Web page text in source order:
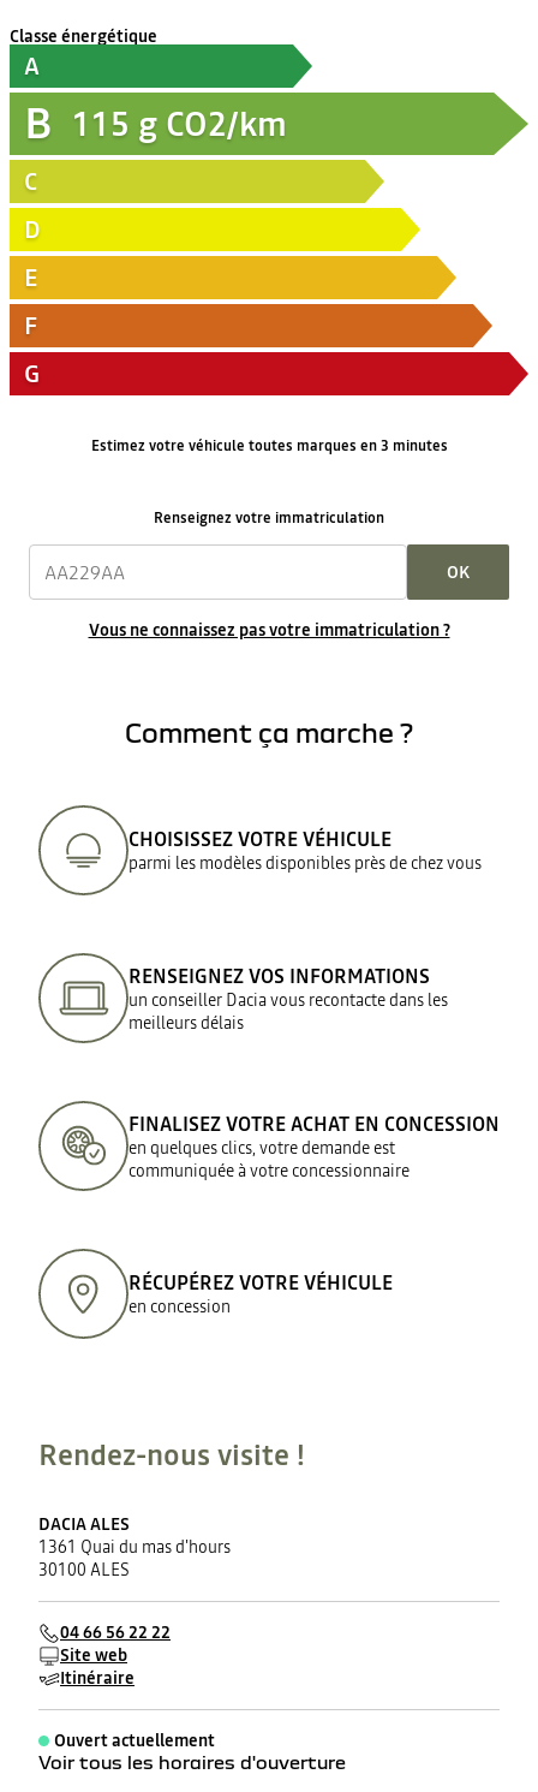
Classe énergétique
A
B 115 g CO2/km
C
D
E
F
G
Estimez votre véhicule toutes marques en 3 minutes
Renseignez votre immatriculation
OK
Vous ne connaissez pas votre immatriculation ?
Comment ça marche ?
CHOISISSEZ VOTRE VÉHICULE
parmi les modèles disponibles près de chez vous
RENSEIGNEZ VOS INFORMATIONS
un conseiller Dacia vous recontacte dans les
meilleurs délais
FINALISEZ VOTRE ACHAT EN CONCESSION
en quelques clics, votre demande est
communiquée à votre concessionnaire
RÉCUPÉREZ VOTRE VÉHICULE
en concession
Rendez-nous visite !
DACIA ALES
1361 Quai du mas d'hours
30100 ALES
04 66 56 22 22
Site web
Itinéraire
Ouvert actuellement
Voir tous les horaires d'ouverture